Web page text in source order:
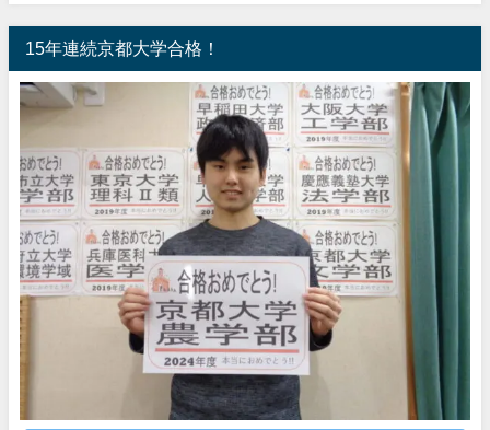
15年連続京都大学合格！